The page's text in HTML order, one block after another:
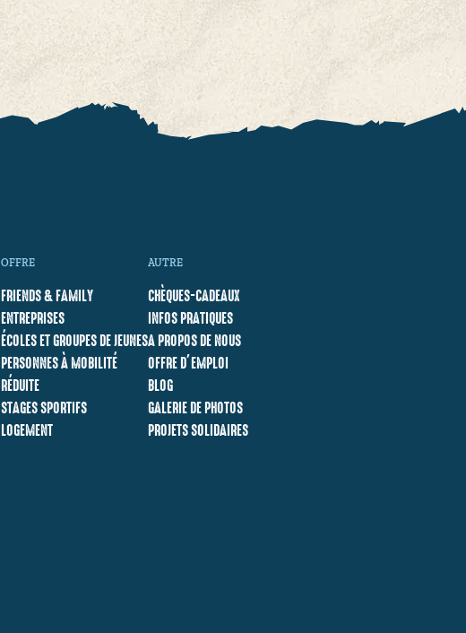
OFFRE
FRIENDS & FAMILY
ENTREPRISES
ÉCOLES ET GROUPES DE JEUNES
PERSONNES À MOBILITÉ
RÉDUITE
STAGES SPORTIFS
LOGEMENT
AUTRE
CHÈQUES-CADEAUX
INFOS PRATIQUES
A PROPOS DE NOUS
OFFRE D’EMPLOI
BLOG
GALERIE DE PHOTOS
PROJETS SOLIDAIRES